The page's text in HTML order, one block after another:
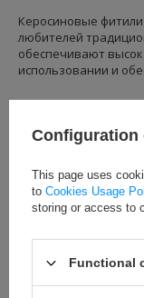
Керосиновые
любителей
обеспечивают
использовании и
Configuration
This page uses
to Cookies Usage
storing or access to
Functional